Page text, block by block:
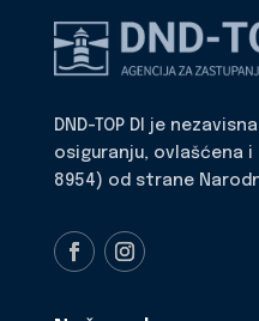
DND-TOP DI je
osiguranju, ovlašćena
8954) od strane